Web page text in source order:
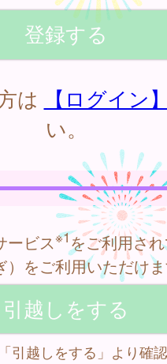
は
【ログイン
い。
ービス※1をご利用さ
）をご利用いただけ
引越しをする」より確